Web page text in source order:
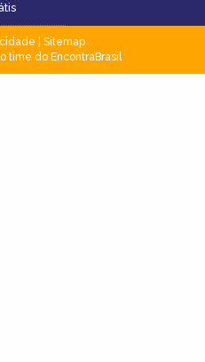
Sitemap
time do EncontraBrasil